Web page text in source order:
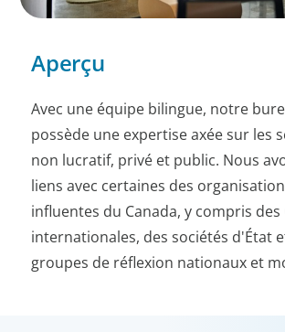
Aperçu
Avec une équipe bilingue, notre
possède une expertise axée sur les
non lucratif, privé et public. Nous
liens avec certaines des
influentes du Canada, y compris des
internationales, des sociétés d'État
groupes de réflexion nationaux et